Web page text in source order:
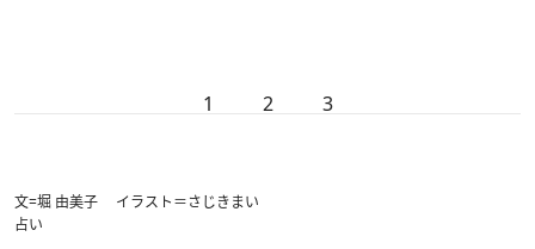
1 2 3
文=堀 由美子 イラスト＝さじきまい
占い